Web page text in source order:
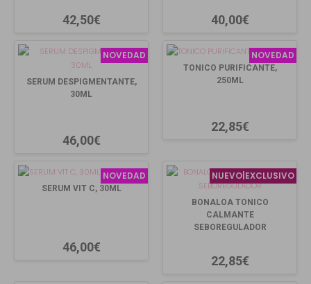
42,50€ 40,00€
NOVEDAD
SERUM DESPIGMENTANTE,
30ML
46,00€
NOVEDAD
TONICO PURIFICANTE,
250ML
22,85€
NOVEDAD
SERUM VIT C, 30ML
46,00€
NUEVO|EXCLUSIVO
BONALOA TONICO
CALMANTE
SEBOREGULADOR
22,85€